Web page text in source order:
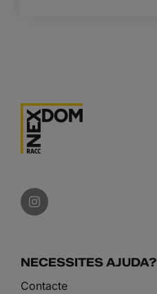
NECESSITES AJUDA?
Contacte